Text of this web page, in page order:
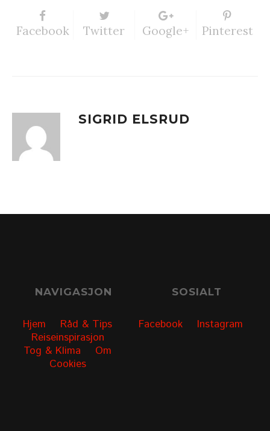
Facebook Twitter Google+ Pinterest
SIGRID ELSRUD
NAVIGASJON
Hjem
Råd & Tips
Reiseinspirasjon
Tog & Klima
Om
Cookies
SOSIALT
Facebook Instagram